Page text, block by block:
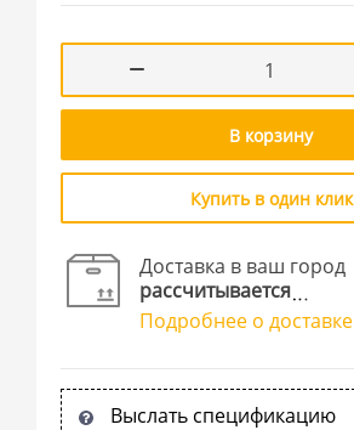
В корзину
Купить в один клик
Доставка в ваш город
рассчитывается
Подробнее о доставке
Выслать спецификацию